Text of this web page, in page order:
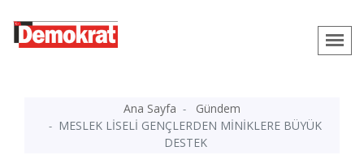
Ana Sayfa
Gündem
MESLEK LİSELİ GENÇLERDEN MİNİKLERE BÜYÜK
DESTEK